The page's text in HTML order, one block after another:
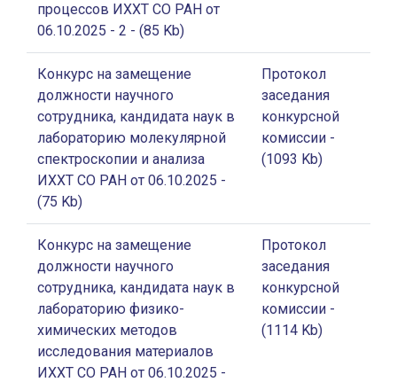
процессов ИХХТ СО РАН от
06.10.2025 - 2 - (85 Kb)
Конкурс на замещение
должности научного
сотрудника, кандидата наук в
лабораторию молекулярной
спектроскопии и анализа
ИХХТ СО РАН от 06.10.2025 -
(75 Kb)
Протокол
заседания
конкурсной
комиссии -
(1093 Kb)
Конкурс на замещение
должности научного
сотрудника, кандидата наук в
лабораторию физико-
химических методов
исследования материалов
ИХХТ СО РАН от 06.10.2025 -
Протокол
заседания
конкурсной
комиссии -
(1114 Kb)